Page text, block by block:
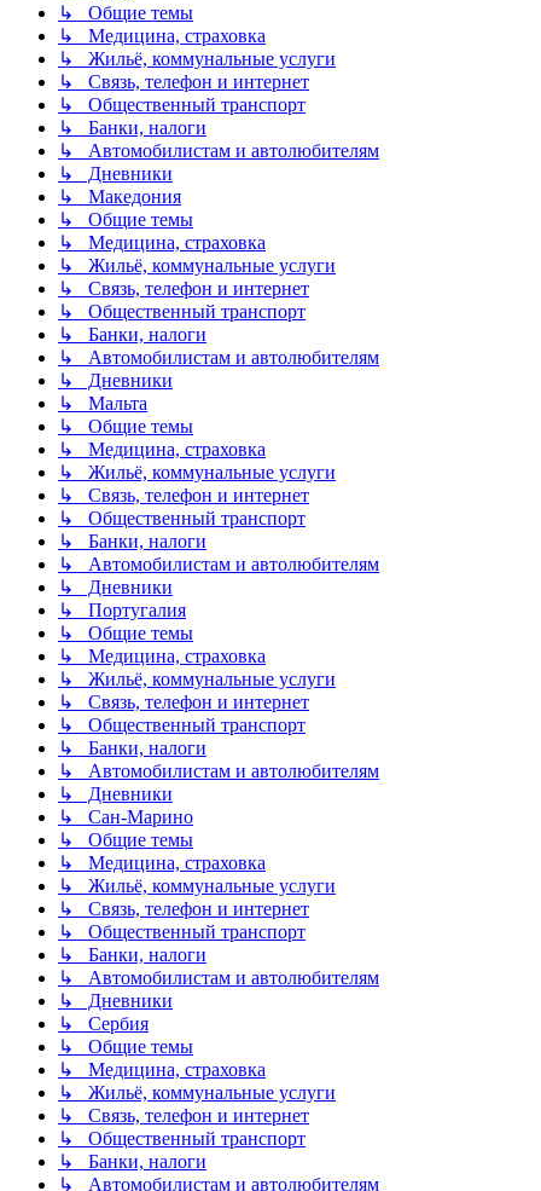
↳ Общие темы
↳ Медицина, страховка
↳ Жильё, коммунальные услуги
↳ Связь, телефон и интернет
↳ Общественный транспорт
↳ Банки, налоги
↳ Автомобилистам и автолюбителям
↳ Дневники
↳ Македония
↳ Общие темы
↳ Медицина, страховка
↳ Жильё, коммунальные услуги
↳ Связь, телефон и интернет
↳ Общественный транспорт
↳ Банки, налоги
↳ Автомобилистам и автолюбителям
↳ Дневники
↳ Мальта
↳ Общие темы
↳ Медицина, страховка
↳ Жильё, коммунальные услуги
↳ Связь, телефон и интернет
↳ Общественный транспорт
↳ Банки, налоги
↳ Автомобилистам и автолюбителям
↳ Дневники
↳ Португалия
↳ Общие темы
↳ Медицина, страховка
↳ Жильё, коммунальные услуги
↳ Связь, телефон и интернет
↳ Общественный транспорт
↳ Банки, налоги
↳ Автомобилистам и автолюбителям
↳ Дневники
↳ Сан-Марино
↳ Общие темы
↳ Медицина, страховка
↳ Жильё, коммунальные услуги
↳ Связь, телефон и интернет
↳ Общественный транспорт
↳ Банки, налоги
↳ Автомобилистам и автолюбителям
↳ Дневники
↳ Сербия
↳ Общие темы
↳ Медицина, страховка
↳ Жильё, коммунальные услуги
↳ Связь, телефон и интернет
↳ Общественный транспорт
↳ Банки, налоги
↳ Автомобилистам и автолюбителям